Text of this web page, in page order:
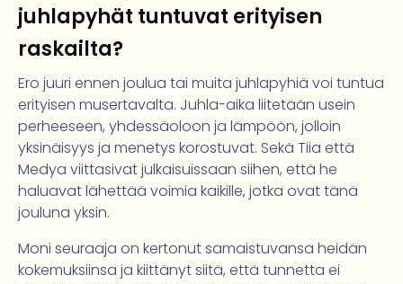
juhlapyhät tuntuvat erityisen
raskailta?
Ero juuri ennen joulua tai muita juhlapyhiä voi tuntua
erityisen musertavalta. Juhla-aika liitetään usein
perheeseen, yhdessäoloon ja lämpöön, jolloin
yksinäisyys ja menetys korostuvat. Sekä Tiia että
Medya viittasivat julkaisuissaan siihen, että he
haluavat lähettää voimia kaikille, jotka ovat tänä
jouluna yksin.
Moni seuraaja on kertonut samaistuvansa heidän
kokemuksiinsa ja kiittänyt siitä, että tunnetta ei